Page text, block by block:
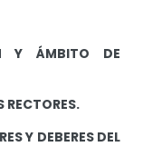
Y ÁMBITO DE
RECTORES.
Y DEBERES DEL